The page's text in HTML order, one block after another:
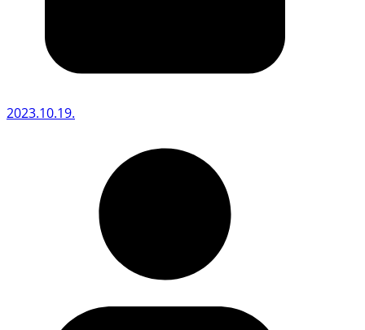
2023.10.19.